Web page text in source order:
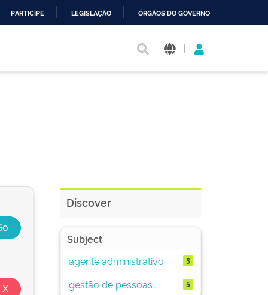
PARTICIPE LEGISLAÇÃO ÓRGÃOS DO GOVERNO
|
Discover
Subject
agente administrativo
5
gestão de pessoas 5